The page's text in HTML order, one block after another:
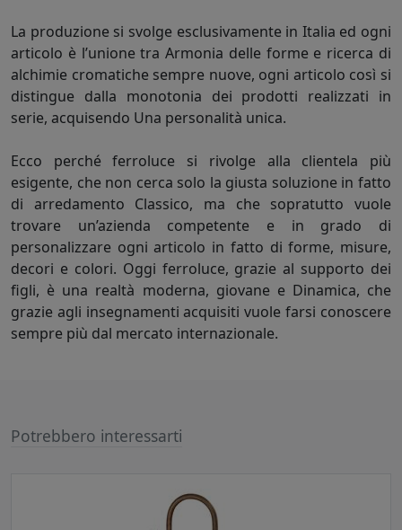
La produzione si svolge esclusivamente in Italia ed ogni
articolo è l’unione tra Armonia delle forme e ricerca di
alchimie cromatiche sempre nuove, ogni articolo così si
distingue dalla monotonia dei prodotti realizzati in
serie, acquisendo Una personalità unica.
Ecco perché ferroluce si rivolge alla clientela più
esigente, che non cerca solo la giusta soluzione in fatto
di arredamento Classico, ma che sopratutto vuole
trovare un’azienda competente e in grado di
personalizzare ogni articolo in fatto di forme, misure,
decori e colori. Oggi ferroluce, grazie al supporto dei
figli, è una realtà moderna, giovane e Dinamica, che
grazie agli insegnamenti acquisiti vuole farsi conoscere
sempre più dal mercato internazionale.
Potrebbero interessarti